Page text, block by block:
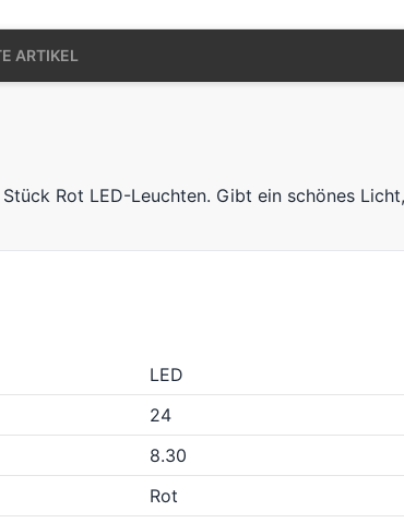
ARTIKEL
Rot LED-Leuchten. Gibt ein schönes
LED
24
8.30
Rot